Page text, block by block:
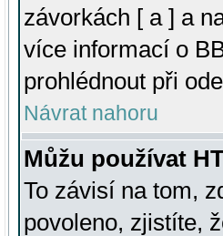
závorkách [ a ] a
více informací o
prohlédnout při
Návrat nahoru
Můžu používat
To závisí na tom,
povoleno, zjistíte,